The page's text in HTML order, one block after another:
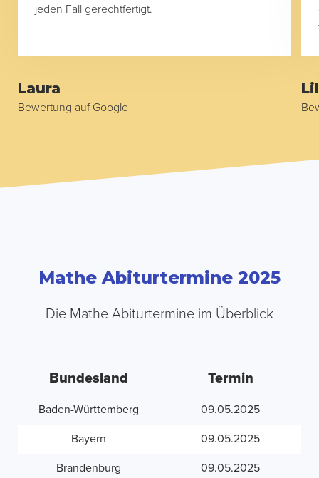
jeden Fall gerechtfertigt.
Laura
Bewertung auf Google
Mathe Abiturtermine 2025
Die Mathe Abiturtermine im Überblick
Bundesland Termin
Baden-Württemberg 09.05.2025
Bayern 09.05.2025
Brandenburg 09.05.2025